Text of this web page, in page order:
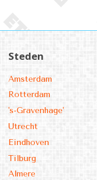
Steden
Amsterdam
Rotterdam
's-Gravenhage'
Utrecht
Eindhoven
Tilburg
Almere